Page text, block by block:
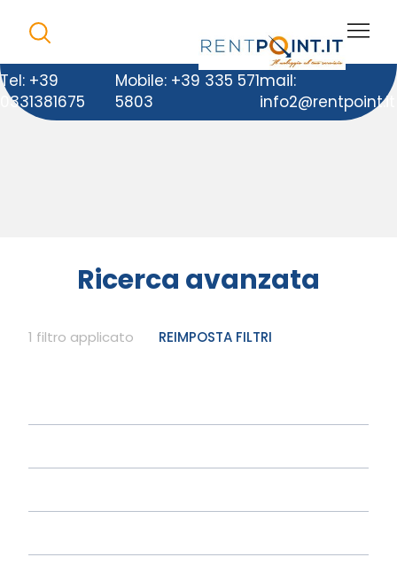
Tel: +39
0331381675
Mobile: +39 335 571
5803
mail:
info2@rentpoint.it
Ricerca avanzata
1 filtro applicato REIMPOSTA FILTRI